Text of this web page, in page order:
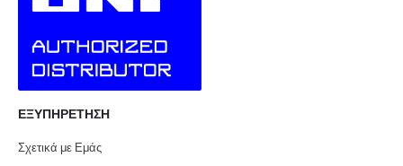
ΕΞΥΠΗΡΕΤΗΣΗ
Σχετικά με Εμάς